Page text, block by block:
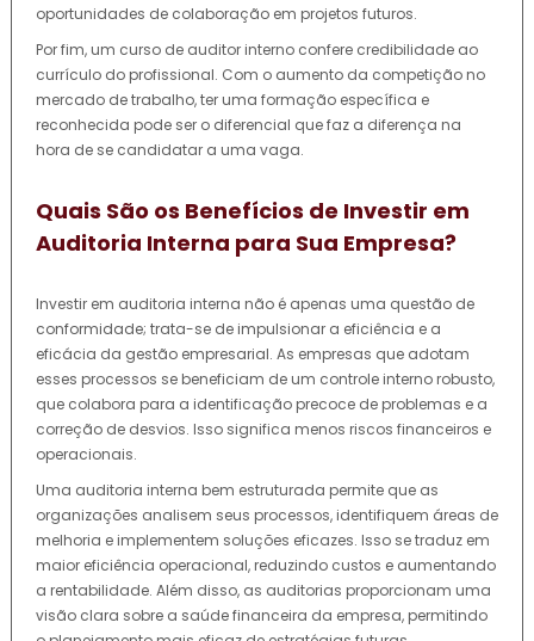
oportunidades de colaboração em projetos futuros.
Por fim, um curso de auditor interno confere credibilidade ao
currículo do profissional. Com o aumento da competição no
mercado de trabalho, ter uma formação específica e
reconhecida pode ser o diferencial que faz a diferença na
hora de se candidatar a uma vaga.
Quais São os Benefícios de Investir em
Auditoria Interna para Sua Empresa?
Investir em auditoria interna não é apenas uma questão de
conformidade; trata-se de impulsionar a eficiência e a
eficácia da gestão empresarial. As empresas que adotam
esses processos se beneficiam de um controle interno robusto,
que colabora para a identificação precoce de problemas e a
correção de desvios. Isso significa menos riscos financeiros e
operacionais.
Uma auditoria interna bem estruturada permite que as
organizações analisem seus processos, identifiquem áreas de
melhoria e implementem soluções eficazes. Isso se traduz em
maior eficiência operacional, reduzindo custos e aumentando
a rentabilidade. Além disso, as auditorias proporcionam uma
visão clara sobre a saúde financeira da empresa, permitindo